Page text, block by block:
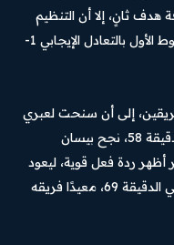
ثانٍ، إلا أن التنظيم
الدفاعي للنصر حال دون ذلك، لينتهي الشوط الأول بالتعادل الإيجابي 1-
إلى أن سنحت لعبري
فرصة التقدم مجددًا عبر ركلة جزاء في الدقيقة 58، نجح بيسان
ردة فعل قوية، ليعود
خالد السليمي ويوقع على هدف التعادل في الدقيقة 69، معيدًا فريقه